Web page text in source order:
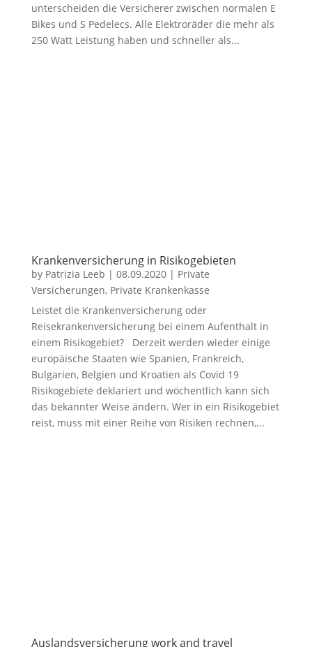
unterscheiden die Versicherer zwischen normalen E
Bikes und S Pedelecs. Alle Elektroräder die mehr als
250 Watt Leistung haben und schneller als...
Krankenversicherung in Risikogebieten
by Patrizia Leeb | 08.09.2020| Private
Versicherungen, Private Krankenkasse
Leistet die Krankenversicherung oder
Reisekrankenversicherung bei einem Aufenthalt in
einem Risikogebiet? Derzeit werden wieder einige
europäische Staaten wie Spanien, Frankreich,
Bulgarien, Belgien und Kroatien als Covid 19
Risikogebiete deklariert und wöchentlich kann sich
das bekannter Weise ändern. Wer in ein Risikogebiet
reist, muss mit einer Reihe von Risiken rechnen,...
Auslandsversicherung work and travel